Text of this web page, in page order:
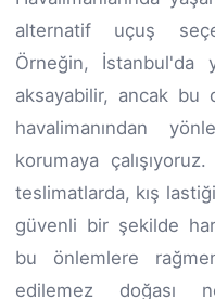
alternatif uçuş
Örneğin, İstanbul'da
aksayabilir, ancak bu
havalimanından
korumaya
teslimatlarda, kış
güvenli bir şekilde
bu önlemlere
edilemez doğası